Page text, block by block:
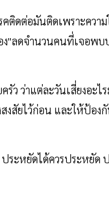
ติดต่อมันติดเพราะควา
ลดจำนวนคนที่เจอพบ
ว่าแต่ละวันเสี่ยงอะไ
สัยไว้ก่อน และให้ป้อ
ระหยัดได้ควรประหยั